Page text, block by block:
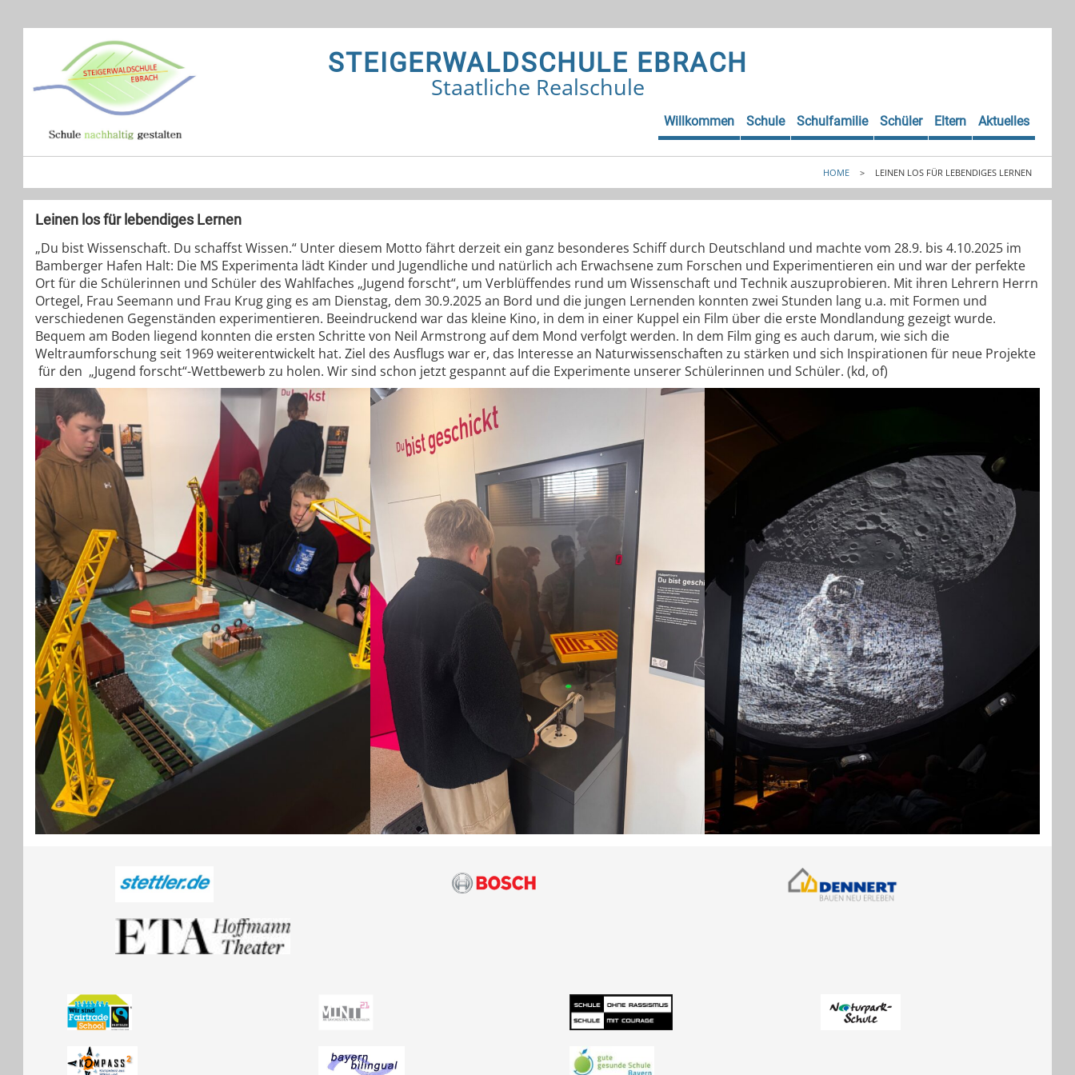
STEIGERWALDSCHULE EBRACH
Staatliche Realschule
Willkommen Schule Schulfamilie Schüler Eltern Aktuelles
HOME > LEINEN LOS FÜR LEBENDIGES LERNEN
Leinen los für lebendiges Lernen
„Du bist Wissenschaft. Du schaffst Wissen.“ Unter diesem Motto fährt derzeit ein ganz besonderes Schiff durch Deutschland und machte vom 28.9. bis 4.10.2025 im
Bamberger Hafen Halt: Die MS Experimenta lädt Kinder und Jugendliche und natürlich ach Erwachsene zum Forschen und Experimentieren ein und war der perfekte
Ort für die Schülerinnen und Schüler des Wahlfaches „Jugend forscht“, um Verblüffendes rund um Wissenschaft und Technik auszuprobieren. Mit ihren Lehrern Herrn
Ortegel, Frau Seemann und Frau Krug ging es am Dienstag, dem 30.9.2025 an Bord und die jungen Lernenden konnten zwei Stunden lang u.a. mit Formen und
verschiedenen Gegenständen experimentieren. Beeindruckend war das kleine Kino, in dem in einer Kuppel ein Film über die erste Mondlandung gezeigt wurde.
Bequem am Boden liegend konnten die ersten Schritte von Neil Armstrong auf dem Mond verfolgt werden. In dem Film ging es auch darum, wie sich die
Weltraumforschung seit 1969 weiterentwickelt hat. Ziel des Ausflugs war er, das Interesse an Naturwissenschaften zu stärken und sich Inspirationen für neue Projekte
für den „Jugend forscht“-Wettbewerb zu holen. Wir sind schon jetzt gespannt auf die Experimente unserer Schülerinnen und Schüler. (kd, of)